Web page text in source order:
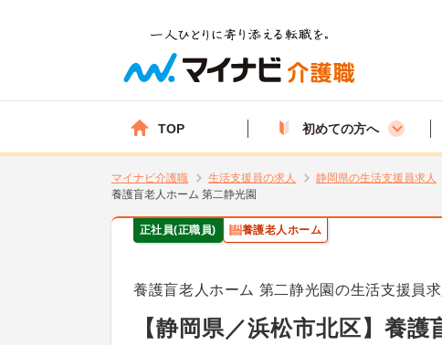
TOP 初めての方へ
マイナビ介護職 生活支援員の求人 静岡県の生活支援員求人
養護盲老人ホーム 第二静光園
正社員(正職員) 養護老人ホーム
養護盲老人ホーム 第二静光園の生活支援員求
【静岡県／浜松市北区】養